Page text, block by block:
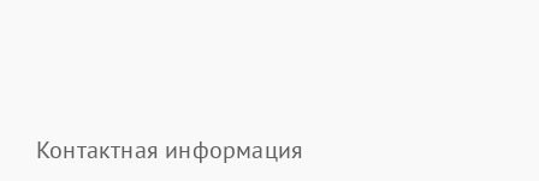
Контактная информация